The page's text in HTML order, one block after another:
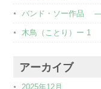
バンド・ソー作品 ―
木鳥（ことり）ー 1
アーカイブ
2025年12月